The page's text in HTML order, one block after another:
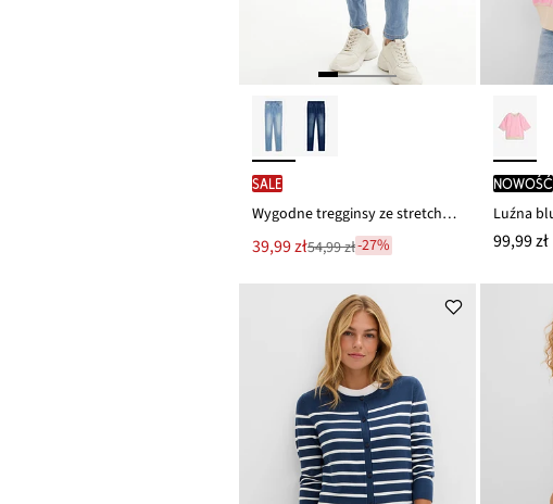
SALE
Wygodne tregginsy ze stretchem
Nowa
cena
to
39,99 zł
Przeceniono
54,99 zł-27%
nowość
99,99 zł